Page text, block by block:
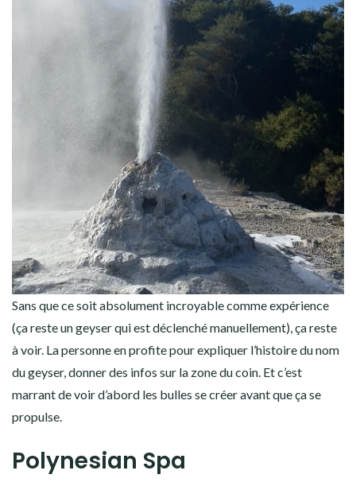
Sans que ce soit absolument incroyable comme expérience
(ça reste un geyser qui est déclenché manuellement), ça reste
à voir. La personne en profite pour expliquer l’histoire du nom
du geyser, donner des infos sur la zone du coin. Et c’est
marrant de voir d’abord les bulles se créer avant que ça se
propulse.
Polynesian Spa